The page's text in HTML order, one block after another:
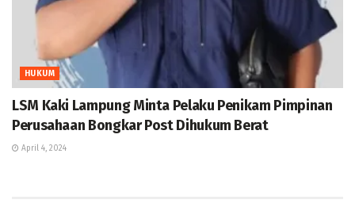
HUKUM
LSM Kaki Lampung Minta Pelaku Penikam Pimpinan
Perusahaan Bongkar Post Dihukum Berat
April 4, 2024